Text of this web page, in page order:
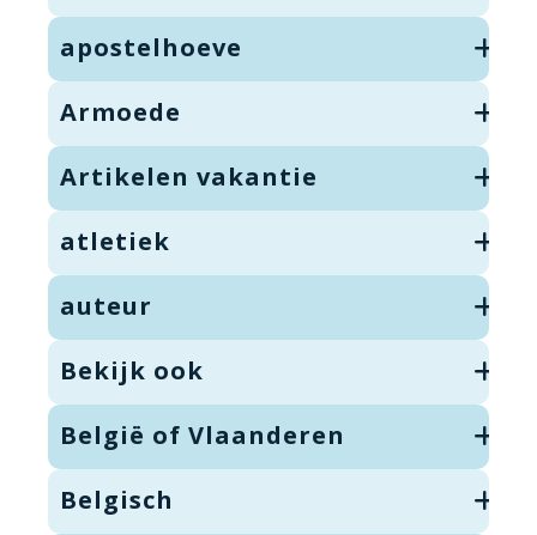
apostelhoeve
Armoede
Artikelen vakantie
atletiek
auteur
Bekijk ook
België of Vlaanderen
Belgisch